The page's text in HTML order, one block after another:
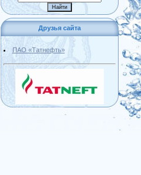
Друзья сайта
ПАО «Татнефть»